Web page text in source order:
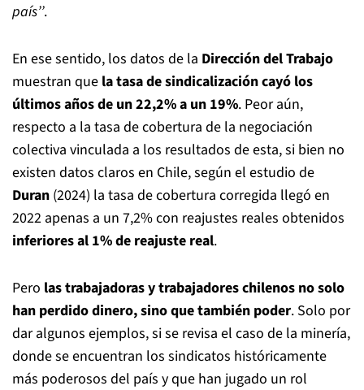
país’’.
En ese sentido, los datos de la Dirección del Trabajo
muestran que la tasa de sindicalización cayó los
últimos años de un 22,2% a un 19%. Peor aún,
respecto a la tasa de cobertura de la negociación
colectiva vinculada a los resultados de esta, si bien no
existen datos claros en Chile, según el estudio de
Duran (2024) la tasa de cobertura corregida llegó en
2022 apenas a un 7,2% con reajustes reales obtenidos
inferiores al 1% de reajuste real.
Pero las trabajadoras y trabajadores chilenos no solo
han perdido dinero, sino que también poder. Solo por
dar algunos ejemplos, si se revisa el caso de la minería,
donde se encuentran los sindicatos históricamente
más poderosos del país y que han jugado un rol